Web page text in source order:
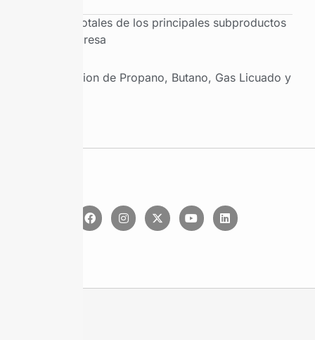
Ventas totales de los principales subproductos
por empresa
Produccion de Propano, Butano, Gas Licuado y